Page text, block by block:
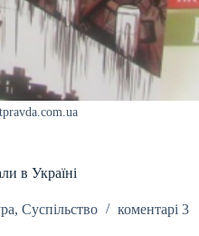
в Україні
, Суспільство коментарі 3